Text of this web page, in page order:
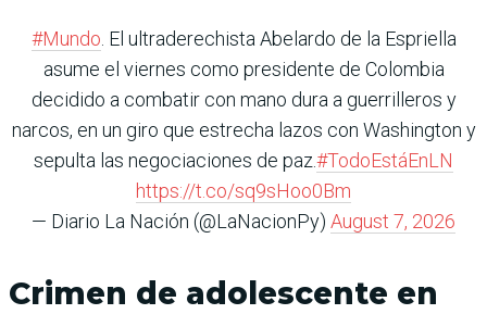
#Mundo . El ultraderechista Abelardo de la Espriella
asume el viernes como presidente de Colombia
decidido a combatir con mano dura a guerrilleros y
narcos, en un giro que estrecha lazos con Washington y
sepulta las negociaciones de paz.#TodoEstáEnLN
https://t.co/sq9sHoo0Bm
— Diario La Nación (@LaNacionPy) August 7, 2026
Crimen de adolescente en